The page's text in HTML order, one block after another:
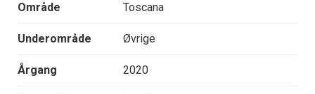
Område Toscana
Underområde Øvrige
Årgang 2020